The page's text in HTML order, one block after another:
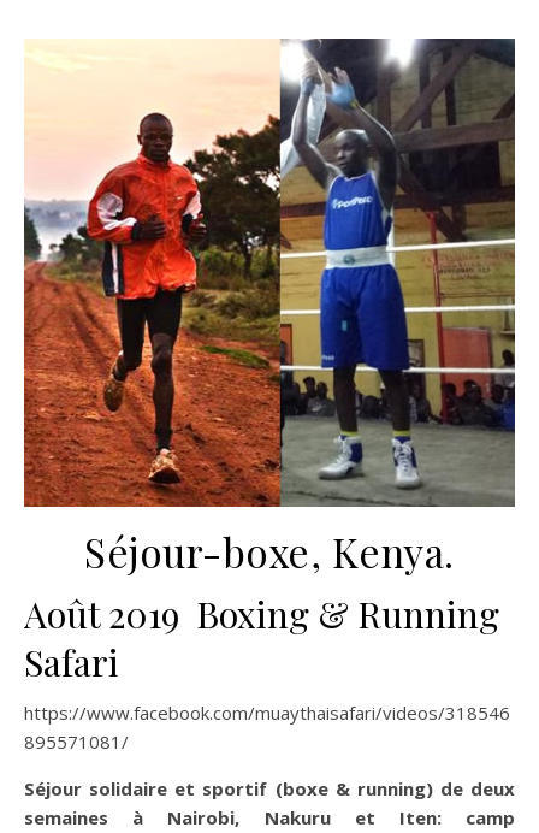
Séjour-boxe, Kenya.
Août 2019 Boxing & Running
Safari
https://www.facebook.com/muaythaisafari/videos/318546
895571081/
Séjour solidaire et sportif (boxe & running) de deux
semaines à Nairobi, Nakuru et Iten: camp